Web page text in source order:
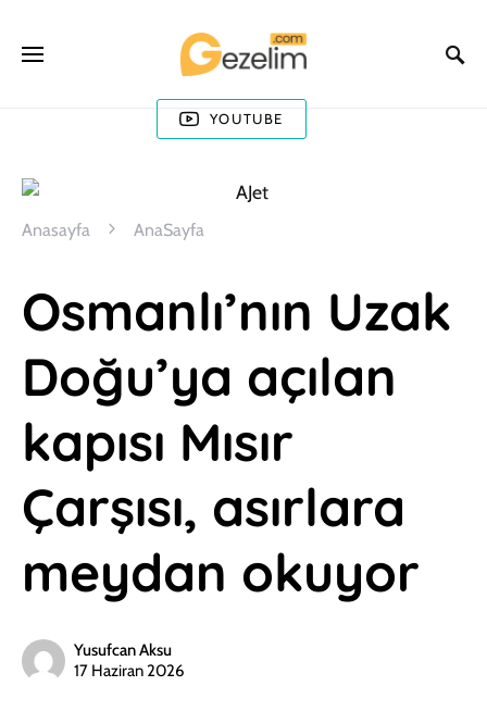
YOUTUBE
Anasayfa AnaSayfa
Osmanlı’nın Uzak
Doğu’ya açılan
kapısı Mısır
Çarşısı, asırlara
meydan okuyor
Yusufcan Aksu
17 Haziran 2026